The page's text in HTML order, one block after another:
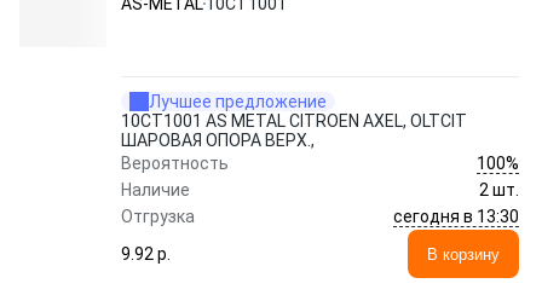
Лучшее предложение
10CT1001 AS METAL CITROEN AXEL, OLTCIT
ШАРОВАЯ ОПОРА ВЕРХ.,
Вероятность
100%
Наличие
2 шт.
Отгрузка
сегодня в 13:30
9.92 p.
В корзину